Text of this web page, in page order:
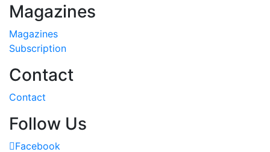
Magazines
Magazines
Subscription
Contact
Contact
Follow Us
Facebook